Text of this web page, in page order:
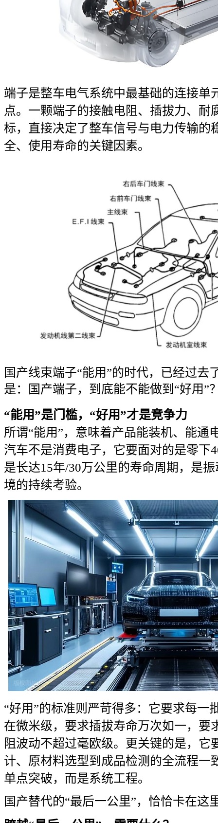
端子是整车电气系统中最基础的连接单
点。一颗端子的接触电阻、插拔力、耐
标，直接决定了整车信号与电力传输的
全、使用寿命的关键因素。
国产线束端子“能用”的时代，已经过去
是：国产端子，到底能不能做到“好用”
“能用”是门槛，“好用”才是竞争力
所谓“能用”，意味着产品能装机、能通
汽车不是消费电子，它要面对的是零下
是长达15年/30万公里的寿命周期，是
境的持续考验。
“好用”的标准则严苛得多：它要求每一
在微米级，要求插拔寿命万次如一，要
阻波动不超过毫欧级。更关键的是，它
计、原材料选型到成品检测的全流程
单点突破，而是系统工程。
国产替代的“最后一公里”，恰恰卡在这